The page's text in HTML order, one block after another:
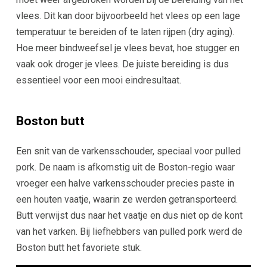
vlees. Dit kan door bijvoorbeeld het vlees op een lage
temperatuur te bereiden of te laten rijpen (dry aging).
Hoe meer bindweefsel je vlees bevat, hoe stugger en
vaak ook droger je vlees. De juiste bereiding is dus
essentieel voor een mooi eindresultaat.
Boston butt
Een snit van de varkensschouder, speciaal voor pulled
pork. De naam is afkomstig uit de Boston-regio waar
vroeger een halve varkensschouder precies paste in
een houten vaatje, waarin ze werden getransporteerd.
Butt verwijst dus naar het vaatje en dus niet op de kont
van het varken. Bij liefhebbers van pulled pork werd de
Boston butt het favoriete stuk.